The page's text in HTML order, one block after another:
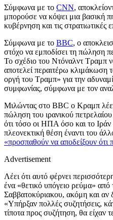
Σύμφωνα με το CNN,
μπορούσε να κόψει μια βασική
κυβέρνηση και τις στρατιωτικές
Σύμφωνα με το BBC, ο
στόχο να εμποδίσει τη πώληση
Το σχέδιο του Ντόναλντ Τραμπ
αποτελεί περαιτέρω κλιμάκωση
οργή του Τραμπ» για την
συμφωνίας, σύμφωνα με τον
Μιλώντας στο BBC ο Κραμπ λέει
πώληση του ιρανικού
ότι τόσο οι ΗΠΑ όσο και το Ιράν
πλεονεκτική θέση έναντι του
«προσπαθούν να αποδείξουν ότι
Advertisement
Λέει ότι αυτό φέρνει
ένα «θετικό υπόγειο ρεύμα» από
Σαββατοκύριακου, ακόμη και αν
«Υπήρξαν πολλές συζητήσεις,
τίποτα προς συζήτηση, θα είχαν